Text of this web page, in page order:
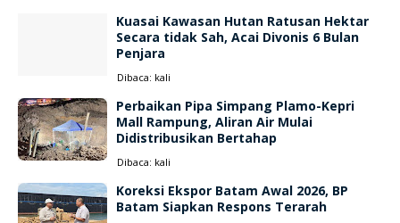
Kuasai Kawasan Hutan Ratusan Hektar
Secara tidak Sah, Acai Divonis 6 Bulan
Penjara
Dibaca: kali
Perbaikan Pipa Simpang Plamo-Kepri
Mall Rampung, Aliran Air Mulai
Didistribusikan Bertahap
Dibaca: kali
Koreksi Ekspor Batam Awal 2026, BP
Batam Siapkan Respons Terarah